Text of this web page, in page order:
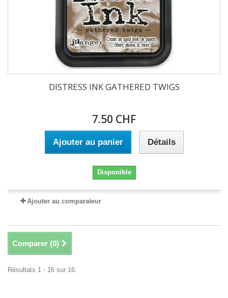
DISTRESS INK GATHERED TWIGS
7.50 CHF
Ajouter au panier Détails
Disponible
Ajouter au comparateur
Comparer (0)
Résultats 1 - 16 sur 16.